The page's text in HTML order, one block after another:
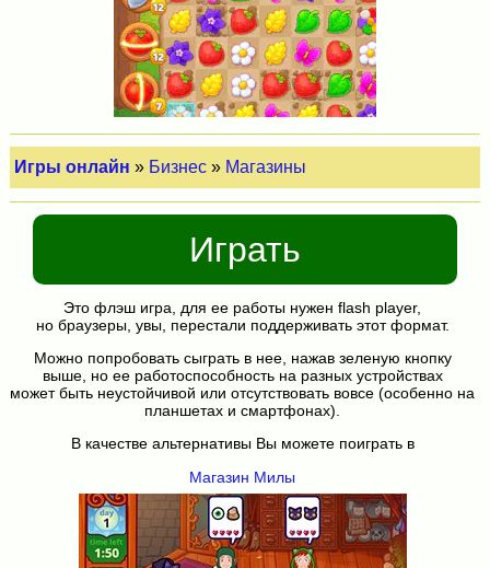
Игры онлайн » Бизнес » Магазины
Играть
Это флэш игра, для ее работы нужен flash player,
но браузеры, увы, перестали поддерживать этот формат.
Можно попробовать сыграть в нее, нажав зеленую кнопку
выше, но ее работоспособность на разных устройствах
может быть неустойчивой или отсутствовать вовсе (особенно на
планшетах и смартфонах).
В качестве альтернативы Вы можете поиграть в
Магазин Милы